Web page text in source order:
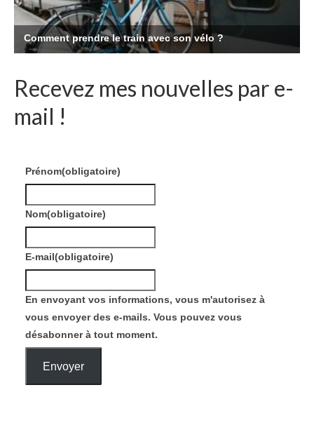
Recevez mes nouvelles par e-
mail !
Prénom(obligatoire)
Nom(obligatoire)
E-mail(obligatoire)
En envoyant vos informations, vous m'autorisez à
vous envoyer des e-mails. Vous pouvez vous
désabonner à tout moment.
Envoyer